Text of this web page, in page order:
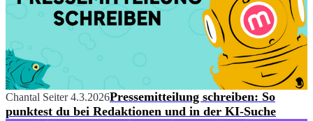
Chantal Seiter 4.3.2026Pressemitteilung schreiben: So
punktest du bei Redaktionen und in der KI-Suche